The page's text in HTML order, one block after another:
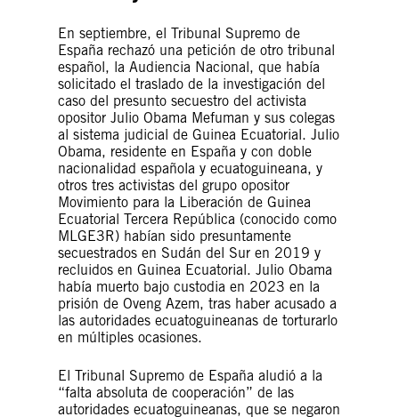
En septiembre, el Tribunal Supremo de
España rechazó una petición de otro tribunal
español, la Audiencia Nacional, que había
solicitado el traslado de la investigación del
caso del presunto secuestro del activista
opositor Julio Obama Mefuman y sus colegas
al sistema judicial de Guinea Ecuatorial. Julio
Obama, residente en España y con doble
nacionalidad española y ecuatoguineana, y
otros tres activistas del grupo opositor
Movimiento para la Liberación de Guinea
Ecuatorial Tercera República (conocido como
MLGE3R) habían sido presuntamente
secuestrados en Sudán del Sur en 2019 y
recluidos en Guinea Ecuatorial. Julio Obama
había muerto bajo custodia en 2023 en la
prisión de Oveng Azem, tras haber acusado a
las autoridades ecuatoguineanas de torturarlo
en múltiples ocasiones.
El Tribunal Supremo de España aludió a la
“falta absoluta de cooperación” de las
autoridades ecuatoguineanas, que se negaron